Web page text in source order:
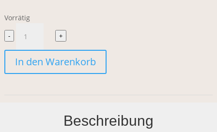
Vorrätig
RAAW
Alchemy
The
- +
In den Warenkorb
Beschreibung